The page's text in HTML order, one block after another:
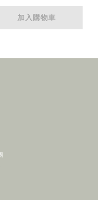
加入購物車